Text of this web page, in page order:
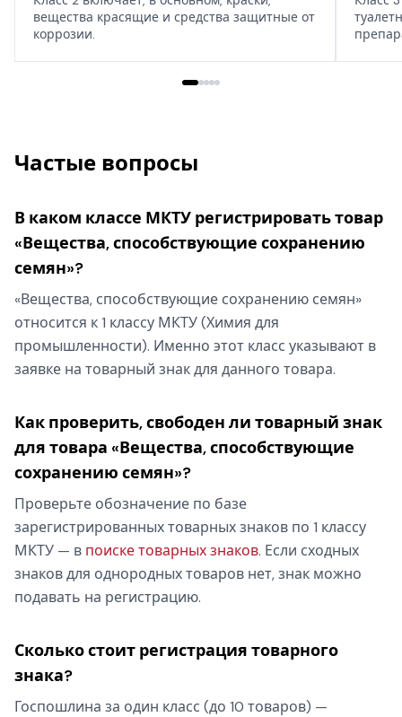
вещества красящие и средства защитные от
коррозии.
Частые вопросы
В каком классе МКТУ регистрировать товар
«Вещества, способствующие сохранению
семян»?
«Вещества, способствующие сохранению семян»
относится к 1 классу МКТУ (Химия для
промышленности). Именно этот класс указывают в
заявке на товарный знак для данного товара.
Как проверить, свободен ли товарный знак
для товара «Вещества, способствующие
сохранению семян»?
Проверьте обозначение по базе
зарегистрированных товарных знаков по 1 классу
МКТУ — в поиске товарных знаков. Если сходных
знаков для однородных товаров нет, знак можно
подавать на регистрацию.
Сколько стоит регистрация товарного
знака?
Госпошлина за один класс (до 10 товаров) —